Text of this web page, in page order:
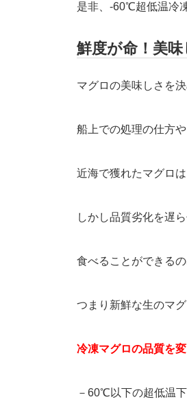
是非、-60℃超低温冷
鮮度が命！美
マグロの美味しさを
船上での処理の仕方
近海で獲れたマグロ
しかし品質劣化を遅
食べることができる
つまり新鮮な生のマ
冷凍マグロの品質を
－60℃以下の超低温